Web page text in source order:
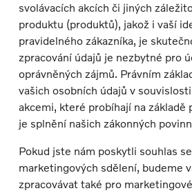
svolávacích akcích či jiných
produktu (produktů), jakož i vaší
pravidelného zákazníka, je
zpracování údajů je nezbytné pro
oprávněných zájmů. Právním
vašich osobních údajů v
akcemi, které probíhají na základě
je splnění našich zákonných
Pokud jste nám poskytli souhlas
marketingových sdělení, budeme
zpracovávat také pro